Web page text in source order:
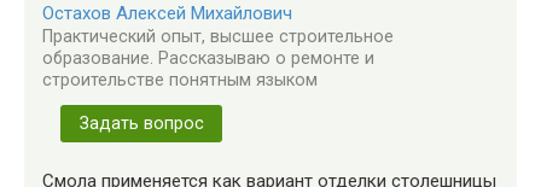
Остахов Алексей Михайлович
Практический опыт, высшее строительное
образование. Рассказываю о ремонте и
строительстве понятным языком
Задать вопрос
Смола применяется как вариант отделки столешницы